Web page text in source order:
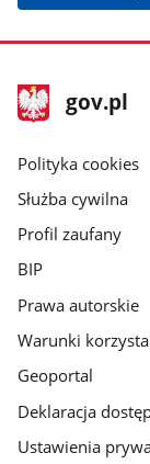
stopka
gov.pl
Strona
gov.pl
gov.pl
Polityka cookies
Służba cywilna
Profil zaufany
BIP
Prawa autorskie
Warunki
Geoportal
Deklaracja
Ustawienia